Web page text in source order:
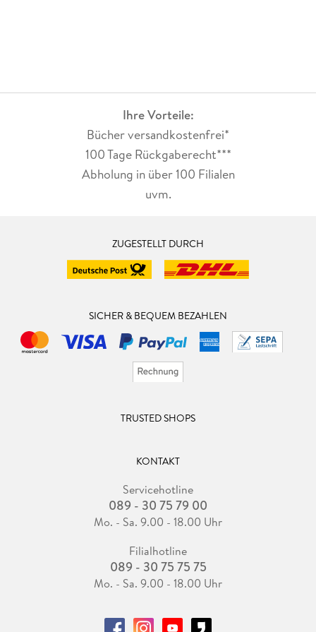
Ihre Vorteile:
Bücher versandkostenfrei*
100 Tage Rückgaberecht***
Abholung in über 100 Filialen
uvm.
ZUGESTELLT DURCH
SICHER & BEQUEM BEZAHLEN
TRUSTED SHOPS
KONTAKT
Servicehotline
089 - 30 75 79 00
Mo. - Sa. 9.00 - 18.00 Uhr
Filialhotline
089 - 30 75 75 75
Mo. - Sa. 9.00 - 18.00 Uhr